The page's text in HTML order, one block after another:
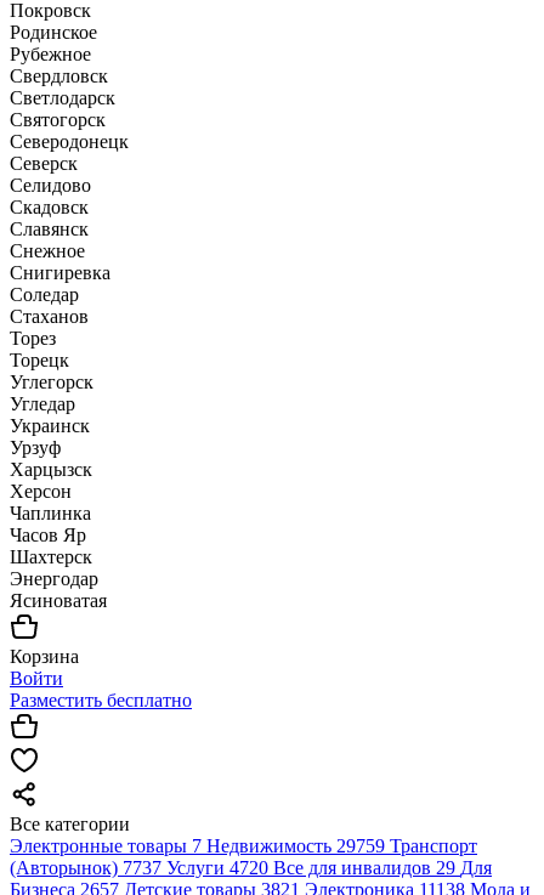
Покровск
Родинское
Рубежное
Свердловск
Светлодарск
Святогорск
Северодонецк
Северск
Селидово
Скадовск
Славянск
Снежное
Снигиревка
Соледар
Стаханов
Торез
Торецк
Углегорск
Угледар
Украинск
Урзуф
Харцызск
Херсон
Чаплинка
Часов Яр
Шахтерск
Энергодар
Ясиноватая
Корзина
Войти
Разместить бесплатно
Все категории
Электронные товары 7 Недвижимость 29759 Транспорт
(Авторынок) 7737 Услуги 4720 Все для инвалидов 29 Для
Бизнеса 2657 Детские товары 3821 Электроника 11138 Мода и